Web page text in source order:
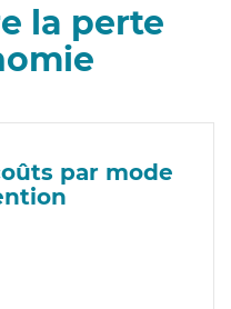
la perte
par mode